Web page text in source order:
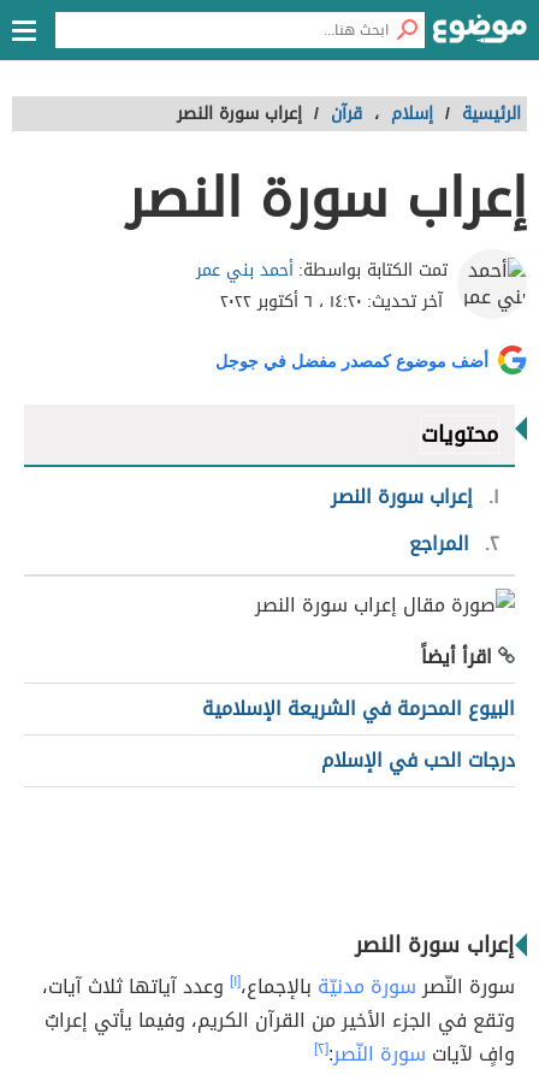
الرئيسية / إسلام ، قرآن / إعراب سورة النصر
إعراب سورة النصر
تمت الكتابة بواسطة:أحمد بني عمر
آخر تحديث: ١٤:٢٠ ، ٦ أكتوبر ٢٠٢٢
أضف موضوع كمصدر مفضل في جوجل
محتويات
١ إعراب سورة النصر
٢ المراجع
اقرأ أيضاً
البيوع المحرمة في الشريعة الإسلامية
درجات الحب في الإسلام
إعراب سورة النصر
سورة النّصرسورة مدنيّة بالإجماع،[١] وعدد آياتها ثلاث آيات،
وتقع في الجزء الأخير من القرآن الكريم، وفيما يأتي إعرابٌ
وافٍ لآيات سورة النّصر:[٢]